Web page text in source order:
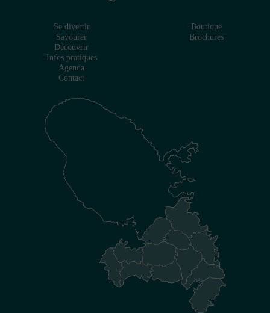
Se divertir
Savourer
Découvrir
Infos pratiques
Agenda
Contact
Boutique
Brochures